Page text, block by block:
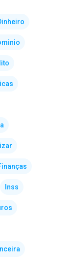
Inss